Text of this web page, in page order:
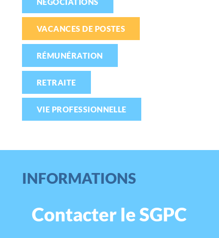
VACANCES DE POSTES
RÉMUNÉRATION
RETRAITE
VIE PROFESSIONNELLE
INFORMATIONS
Contacter le SGPC